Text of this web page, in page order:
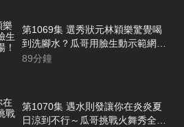
第1069集 選秀狀元林穎樂驚覺喝
到洗腳水？瓜哥用臉生動示範網球
變型～笑翻全場！
89分鐘
第1070集 遇水則發讓你在炎炎夏
日涼到不行～瓜哥挑戰火舞秀全場